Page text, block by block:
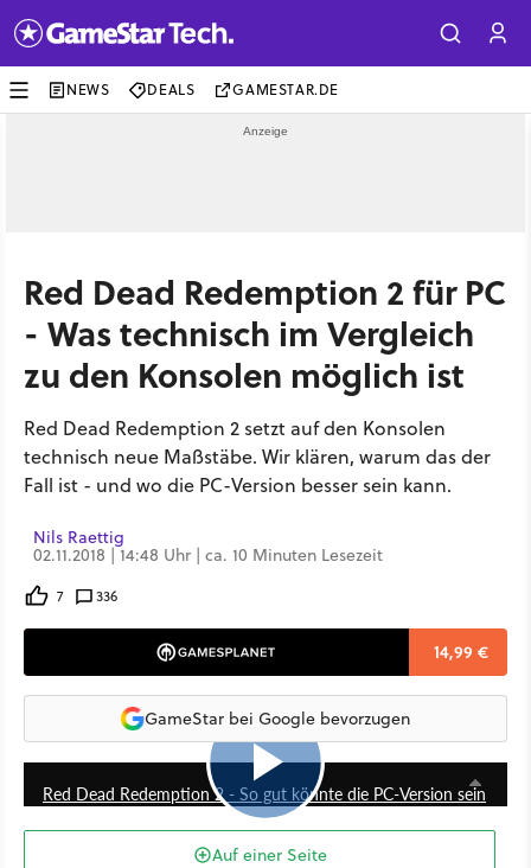
NEWS DEALS GAMESTAR.DE
Red Dead Redemption 2 für PC
- Was technisch im Vergleich
zu den Konsolen möglich ist
Red Dead Redemption 2 setzt auf den Konsolen
technisch neue Maßstäbe. Wir klären, warum das der
Fall ist - und wo die PC-Version besser sein kann.
Nils Raettig
02.11.2018 | 14:48 Uhr | ca. 10 Minuten Lesezeit
7 336
14,99 €
GameStar bei Google bevorzugen
13:37
Red Dead Redemption 2 - So gut könnte die PC-Version sein
Auf einer Seite